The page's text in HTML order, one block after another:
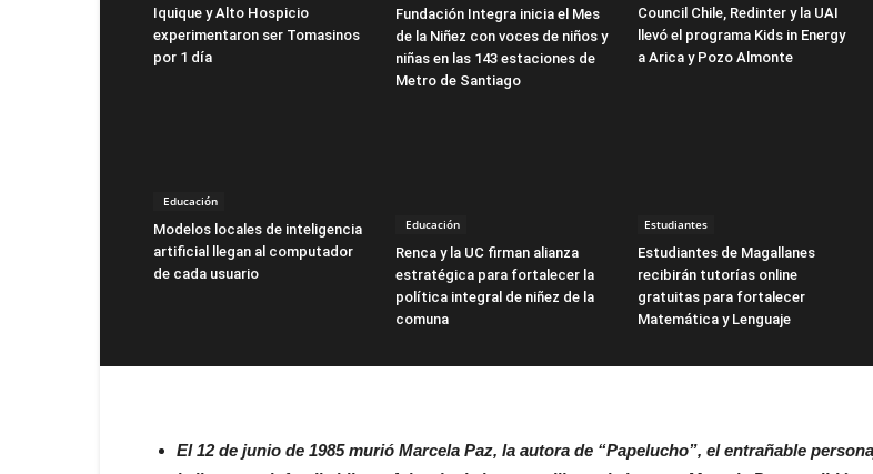
Iquique y Alto Hospicio
experimentaron ser Tomasinos
por 1 día
Fundación Integra inicia el Mes
de la Niñez con voces de niños y
niñas en las 143 estaciones de
Metro de Santiago
Council Chile, Redinter y la UAI
llevó el programa Kids in Energy
a Arica y Pozo Almonte
Educación
Modelos locales de inteligencia
artificial llegan al computador
de cada usuario
Educación
Renca y la UC firman alianza
estratégica para fortalecer la
política integral de niñez de la
comuna
Estudiantes
Estudiantes de Magallanes
recibirán tutorías online
gratuitas para fortalecer
Matemática y Lenguaje
El 12 de junio de 1985 murió Marcela Paz, la autora de “Papelucho”, el entrañable